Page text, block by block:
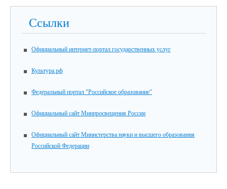
Ссылки
Официальный интернет-портал государственных услуг
Культура.рф
Федеральный портал "Российское образование"
Официальный сайт Минпросвещения России
Официальный сайт Министерства науки и высшего образования
Российской Федерации